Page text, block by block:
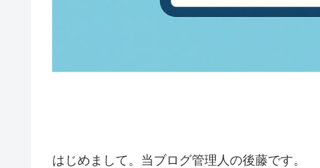
はじめまして。当ブログ管理人の後藤です。